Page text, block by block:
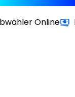
Online